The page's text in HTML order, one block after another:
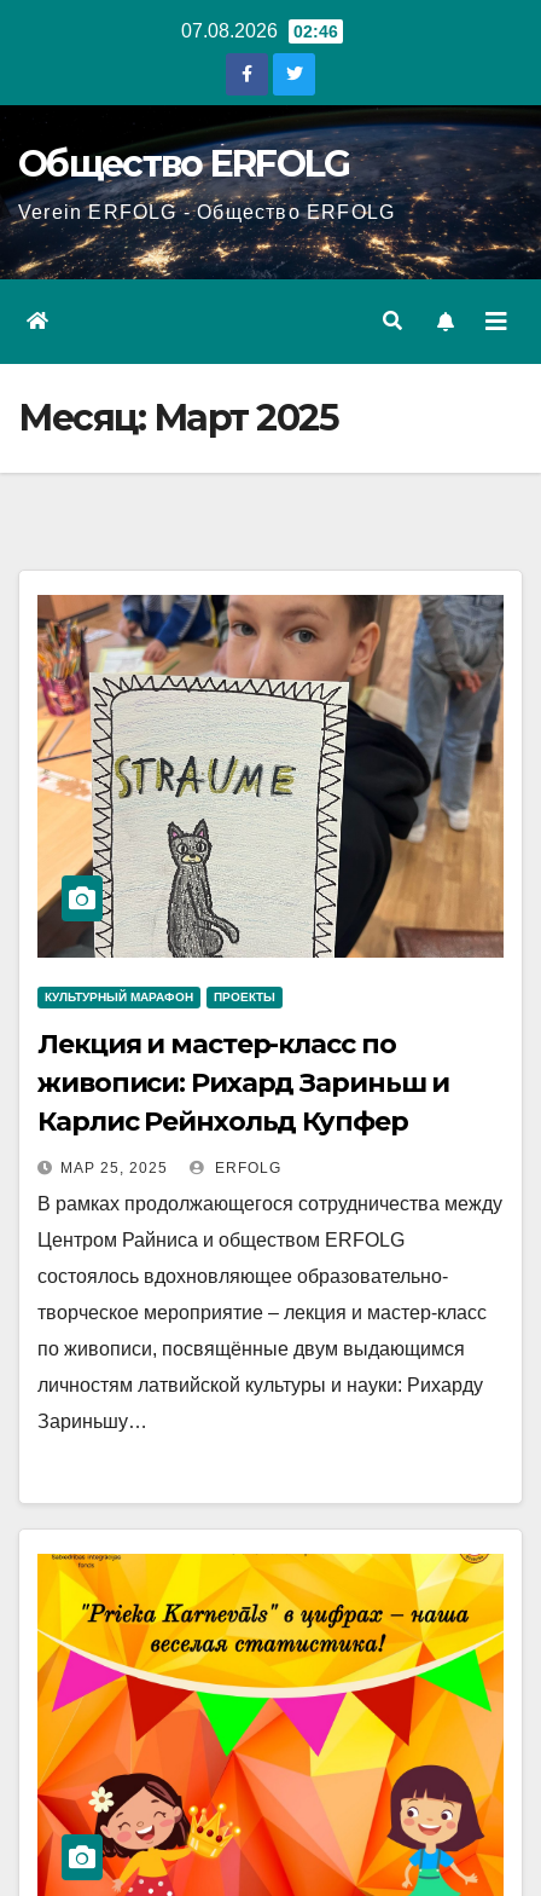
07.08.2026 02:46
Общество ERFOLG
Verein ERFOLG - Общество ERFOLG
Месяц: Март 2025
КУЛЬТУРНЫЙ МАРАФОН ПРОЕКТЫ
Лекция и мастер-класс по
живописи: Рихард Зариньш и
Карлис Рейнхольд Купфер
МАР 25, 2025 ERFOLG
В рамках продолжающегося сотрудничества между
Центром Райниса и обществом ERFOLG
состоялось вдохновляющее образовательно-
творческое мероприятие – лекция и мастер-класс
по живописи, посвящённые двум выдающимся
личностям латвийской культуры и науки: Рихарду
Зариньшу…